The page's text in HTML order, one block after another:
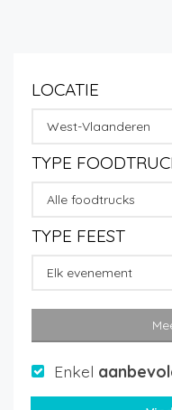
LOCATIE
West-Vlaanderen
TYPE
Alle foodtrucks
TYPE FEEST
Elk evenement
Enkel